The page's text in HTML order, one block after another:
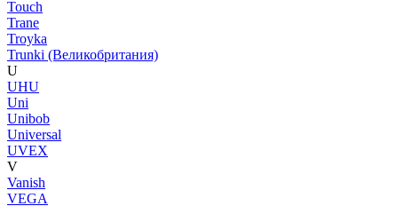
Touch
Trane
Troyka
Trunki (Великобритания)
U
UHU
Uni
Unibob
Universal
UVEX
V
Vanish
VEGA